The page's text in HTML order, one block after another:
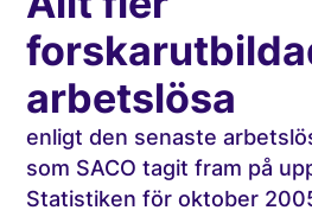
arbetslösa
enligt den senaste
som SACO tagit fram på
Statistiken för oktober